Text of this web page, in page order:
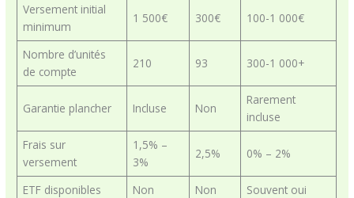
Versement initial
minimum
1 500€ 300€ 100-1 000€
Nombre d’unités
de compte
210 93 300-1 000+
Garantie plancher Incluse Non
Rarement
incluse
Frais sur
versement
1,5% –
3%
2,5% 0% – 2%
ETF disponibles Non Non Souvent oui